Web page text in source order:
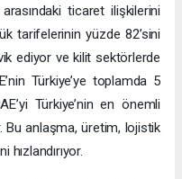
ticaret ilişkilerini
tarifelerinin yüzde 82’sini
ediyor ve kilit sektörlerde
Türkiye’ye toplamda 5
Türkiye’nin en önemli
Bu anlaşma, üretim, lojistik